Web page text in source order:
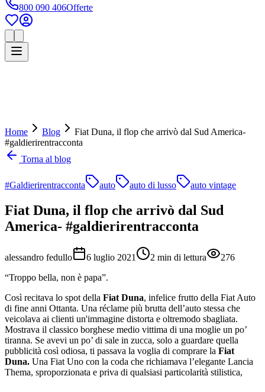
800 090 406Offerte
Home Blog
Fiat Duna, il flop che arrivò dal Sud America-
#galdierirentracconta
Torna al blog
#Galdierirentracconta auto auto di lusso auto vintage
Fiat Duna, il flop che arrivò dal Sud
America- #galdierirentracconta
alessandro fedullo 6 luglio 2021 2 min di lettura
276
“Troppo bella, non è papa”.
Così recitava lo spot della Fiat Duna, infelice frutto della Fiat Auto
di fine anni Ottanta. Una réclame più brutta dell’auto stessa che
veicolava ai clienti un'immagine distorta e oltremodo sbagliata.
Mostrava il classico borghese medio vittima di una moglie un po’
tiranna. Se avevi un po’ di sale in zucca, solo a guardare quella
pubblicità così odiosa, ti passava la voglia di comprare la Fiat
Duna. Una Fiat Uno con la coda che richiamava l’elegante Lancia
Thema, sproporzionata e priva di qualsiasi particolarità stilistica,